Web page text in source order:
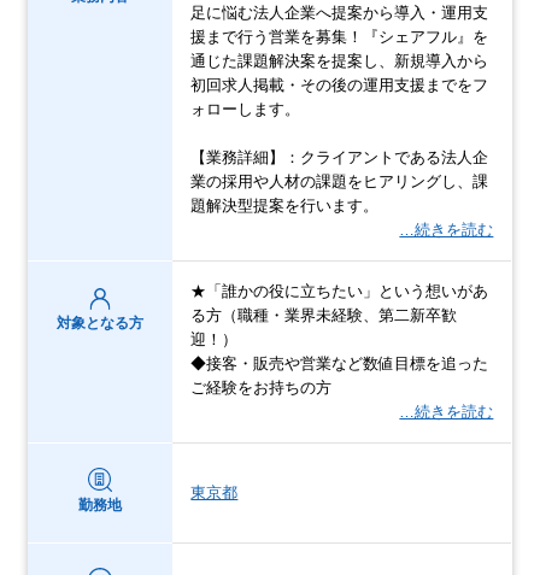
足に悩む法人企業へ提案から導入・運用支
援まで行う営業を募集！『シェアフル』を
通じた課題解決案を提案し、新規導入から
初回求人掲載・その後の運用支援までをフ
ォローします。
【業務詳細】：クライアントである法人企
業の採用や人材の課題をヒアリングし、課
題解決型提案を行います。
…続きを読む
対象となる方
★「誰かの役に立ちたい」という想いがあ
る方（職種・業界未経験、第二新卒歓
迎！）
◆接客・販売や営業など数値目標を追った
ご経験をお持ちの方
…続きを読む
勤務地
東京都